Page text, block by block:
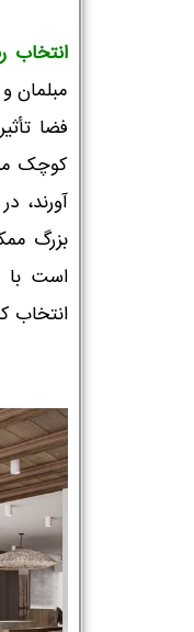
انتخاب
مبلمان
فضا
کوچک
آورند،
بزرگ
است با
انتخاب